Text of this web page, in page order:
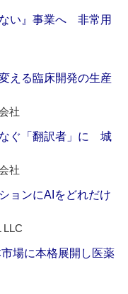
ない』事業へ 非常用
える臨床開発の生産
社
なぐ「翻訳者」に 城
社
ョンにAIをどれだけ
LLC
場に本格展開し医薬